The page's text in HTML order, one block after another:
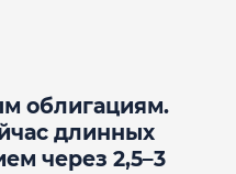
облигациям.
длинных
через 2,5–3